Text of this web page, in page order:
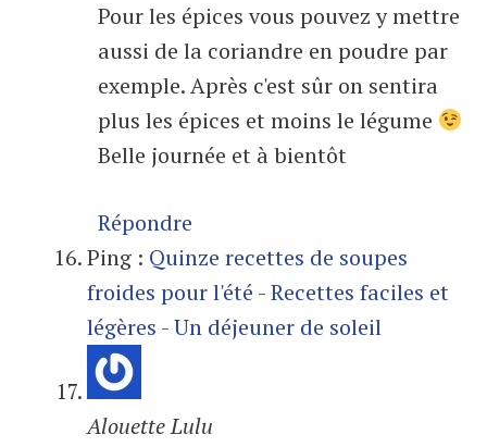
Pour les épices vous pouvez y mettre
aussi de la coriandre en poudre par
exemple. Après c'est sûr on sentira
plus les épices et moins le légume
Belle journée et à bientôt
Répondre
Ping : Quinze recettes de soupes
froides pour l'été - Recettes faciles et
légères - Un déjeuner de soleil
Alouette Lulu